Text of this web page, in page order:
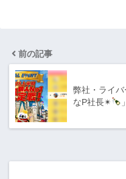
前の記事
弊社・ライバ
なP社長✴︎